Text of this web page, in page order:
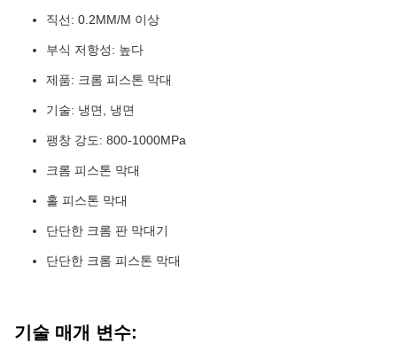
직선: 0.2MM/M 이상
부식 저항성: 높다
제품: 크롬 피스톤 막대
기술: 냉면, 냉면
팽창 강도: 800-1000MPa
크롬 피스톤 막대
홀 피스톤 막대
단단한 크롬 판 막대기
단단한 크롬 피스톤 막대
기술 매개 변수: